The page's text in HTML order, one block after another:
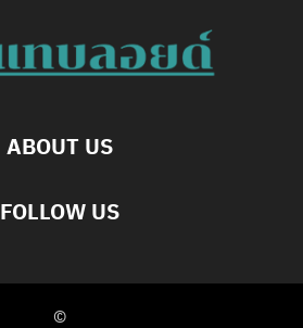
ABOUT US
FOLLOW US
©